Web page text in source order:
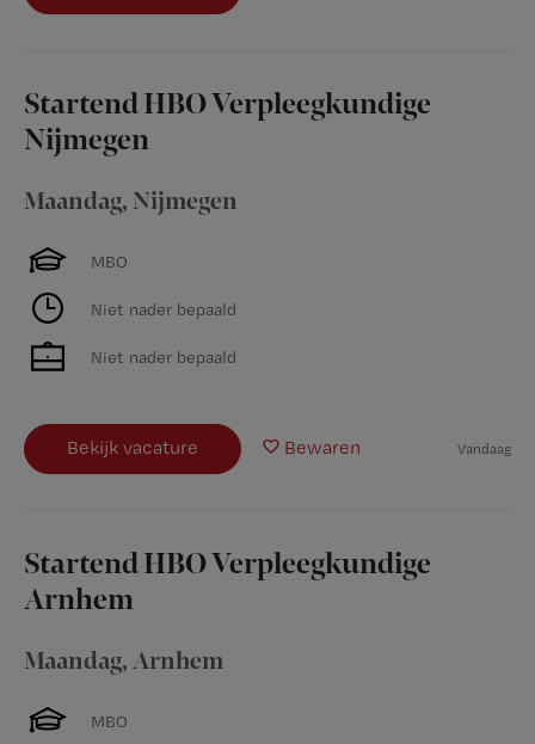
Startend HBO Verpleegkundige
Nijmegen
Maandag, Nijmegen
MBO
Niet nader bepaald
Niet nader bepaald
Bekijk vacature Bewaren Vandaag
Startend HBO Verpleegkundige
Arnhem
Maandag, Arnhem
MBO